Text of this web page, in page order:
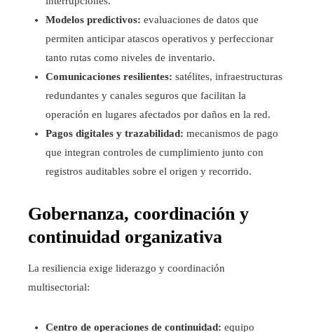
Modelos predictivos: evaluaciones de datos que
permiten anticipar atascos operativos y perfeccionar
tanto rutas como niveles de inventario.
Comunicaciones resilientes: satélites, infraestructuras
redundantes y canales seguros que facilitan la
operación en lugares afectados por daños en la red.
Pagos digitales y trazabilidad: mecanismos de pago
que integran controles de cumplimiento junto con
registros auditables sobre el origen y recorrido.
Gobernanza, coordinación y
continuidad organizativa
La resiliencia exige liderazgo y coordinación
multisectorial:
Centro de operaciones de continuidad: equipo